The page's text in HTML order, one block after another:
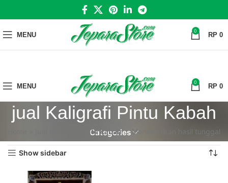
MENU 0 RP 0
MENU 0 RP 0
jual Kaligrafi Pintu Kabah
Categories
jual Kaligrafi Pintu Kabah Menampilkan hasil tunggal
Show sidebar